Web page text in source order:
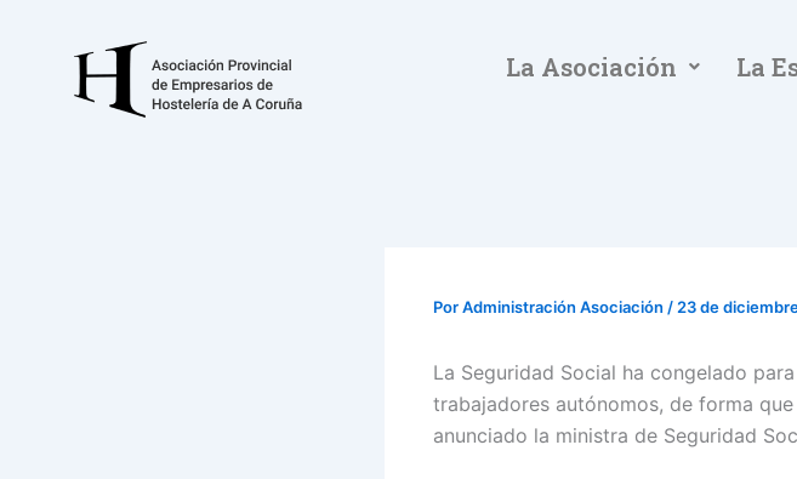
contenido
La Asociación La
PorAdministración Asociación / 23 de
La Seguridad Social ha congelado
trabajadores autónomos, de forma
anunciado la ministra de Seguridad